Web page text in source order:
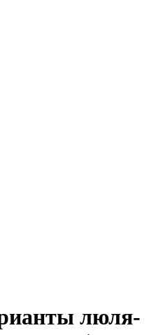
люля-